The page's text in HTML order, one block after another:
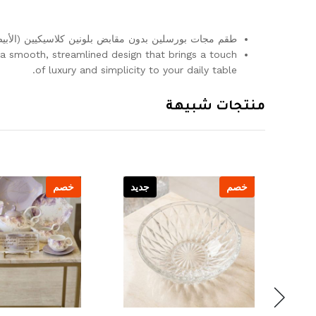
طقم مجات بورسلين بدون مقابض بلونين كلاسيكيين
smooth, streamlined design that brings a touch
of luxury and simplicity to your daily table.
منتجات شبيهة
خصم جديد خصم